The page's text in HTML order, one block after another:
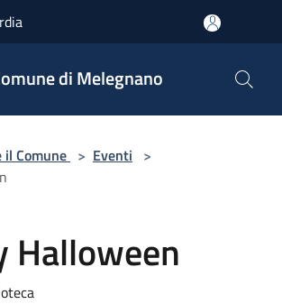
di Melegnano
il Comune > Eventi >
Halloween